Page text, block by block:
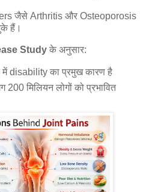
जैसे Arthritis और Osteoporosis
हैं।
Study के अनुसार:
में disability का प्रमुख कारण है
मिलियन लोगों को प्रभावित